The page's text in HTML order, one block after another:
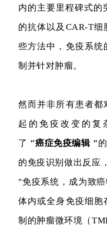
内的主要里程碑式的
的抗体以及CAR-T
些方法中，免疫系统
制并针对肿瘤。
然而并非所有患者都
起的免疫改变的复
了 "癌症免疫编辑 "
的免疫识别做出反应
"免疫系统，成为致
体内或全身免疫细胞
制的肿瘤微环境（